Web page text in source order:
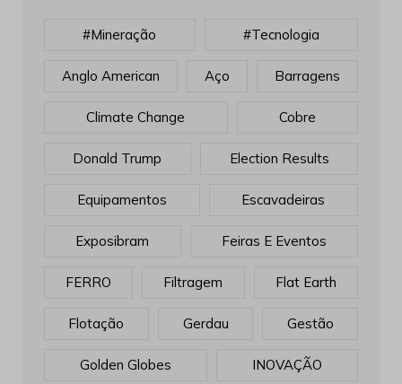
#mineração #tecnologia
Anglo American Aço Barragens
Climate Change Cobre
Donald Trump Election Results
Equipamentos Escavadeiras
Exposibram Feiras E Eventos
FERRO Filtragem Flat Earth
Flotação Gerdau Gestão
Golden Globes INOVAÇÃO